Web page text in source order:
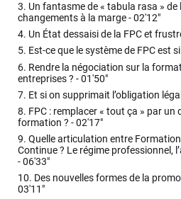
3. Un fantasme de « tabula rasa »
changements à la marge -02'12"
4. Un État dessaisi de la FPC et
5. Est-ce que le système de FPC est
6. Rendre la négociation sur la
entreprises ? -01'50"
7. Et si on supprimait l’obligation
8. FPC : remplacer « tout ça » par un
formation ? -02'17"
9. Quelle articulation entre
Continue ? Le régime professionnel,
-06'33"
10. Des nouvelles formes de la
03'11"